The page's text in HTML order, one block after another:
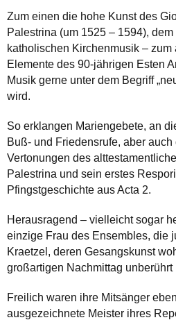
Zum einen die hohe Kunst des
Palestrina (um 1525 – 1594),
katholischen Kirchenmusik – zum
Elemente des 90-jährigen Esten
Musik gerne unter dem Begriff
wird.
So erklangen Mariengebete, an
Buß- und Friedensrufe, aber
Vertonungen des
Palestrina und sein erstes
Pfingstgeschichte aus Acta 2.
Herausragend – vielleicht sogar
einzige Frau des Ensembles, die
Kraetzel, deren Gesangskunst
großartigen Nachmittag unberührt
Freilich waren ihre Mitsänger
ausgezeichnete Meister ihres